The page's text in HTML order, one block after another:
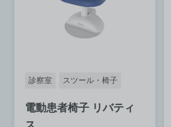
診察室 スツール・椅子
電動患者椅子 リバティ